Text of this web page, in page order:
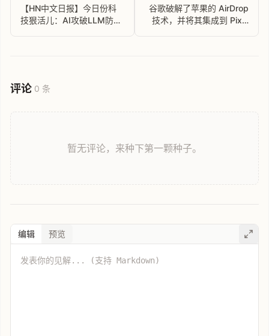
【HN中文日报】今日份科
技狠活儿：AI攻破LLM防
谷歌破解了苹果的 AirDrop
技术，并将其集成到 Pixel
评论 0 条
暂无评论，来种下第一颗种子。
编辑 预览